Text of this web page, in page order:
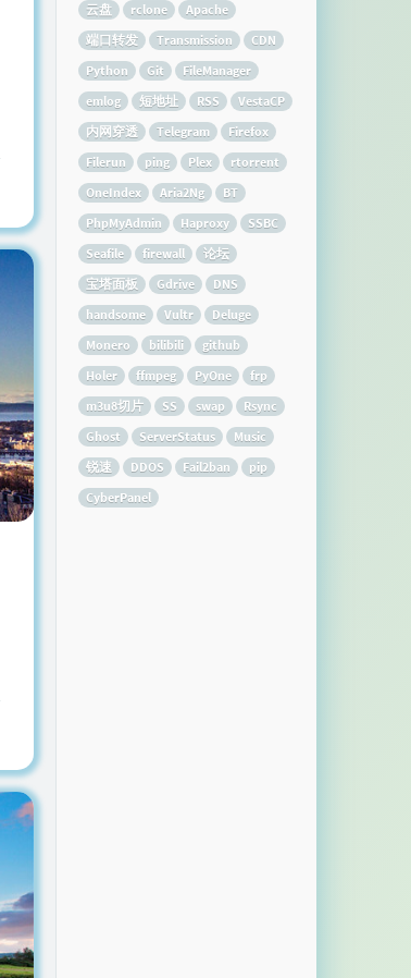
云盘
rclone
Apache
端口转发
Transmission
CDN
Python
Git
FileManager
emlog
短地址 RSS
VestaCP
内网穿透
Telegram
Firefox
Filerun
ping Plex
rtorrent
OneIndex
Aria2Ng
BT
PhpMyAdmin
Haproxy
SSBC
Seafile
firewall
论坛
宝塔面板
Gdrive
DNS
handsome
Vultr
Deluge
Monero
bilibili
github
Holer
ffmpeg PyOne
frp
m3u8切片
SS swap
Rsync
Ghost
ServerStatus
Music
锐速
DDOS Fail2ban
pip
CyberPanel